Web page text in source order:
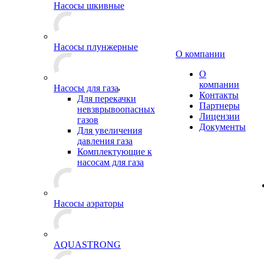
Насосы шкивные
Насосы плунжерные
Насосы для газа
Для перекачки
невзврывоопасных
газов
Для увеличения
давления газа
Комплектующие к
насосам для газа
Насосы аэраторы
AQUASTRONG
О компании
О
компании
Контакты
Партнеры
Лицензии
Документы